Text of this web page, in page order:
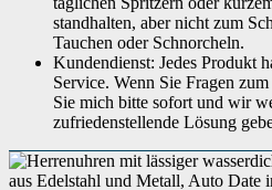
standhalten, aber nicht zum
Tauchen oder Schnorcheln.
Kundendienst: Jedes Produkt
Service. Wenn Sie Fragen
Sie mich bitte sofort und wir
zufriedenstellende Lösung